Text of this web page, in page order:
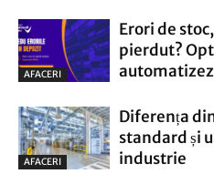
AFACERI
Erori de
pierdut?
AFACERI
Diferența
standard și
industrie